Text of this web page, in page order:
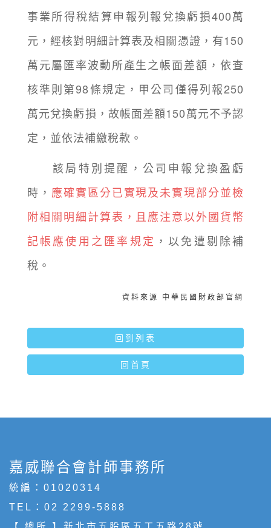
事業所得稅結算申報列報兌換虧損400萬
元，經核對明細計算表及相關憑證，有150
萬元屬匯率波動所產生之帳面差額，依查
核準則第98條規定，甲公司僅得列報250
萬元兌換虧損，故帳面差額150萬元不予認
定，並依法補繳稅款。
該局特別提醒，公司申報兌換盈虧
時， 應確實區分已實現及未實現部分並檢
附相關明細計算表，且應注意以外國貨幣
記帳應使用之匯率規定 ，以免遭剔除補
稅。
資料來源 中華民國財政部官網
回到列表
回首頁
嘉威聯合會計師事務所
統編：01020314
TEL： 02 2299-5888